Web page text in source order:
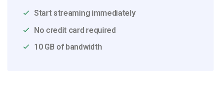
Start streaming immediately
No credit card required
10 GB of bandwidth